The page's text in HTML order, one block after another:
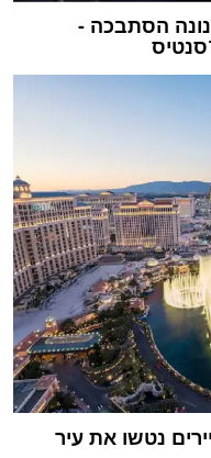
הסתבכה -
נטשו את עיר